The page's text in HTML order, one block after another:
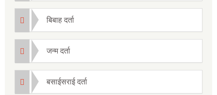
बिबाह दर्ता
जन्म दर्ता
बसाईसराई दर्ता